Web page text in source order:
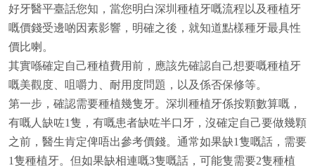
好牙醫平臺話您知，當您明白深圳種植牙嘅流程以及種植牙
嘅價錢受邊啲因素影響，明確之後，就知道點樣種牙最具性
價比喇。
其實喺確定自己種植費用前，應該先確認自己想要嘅種植牙
嘅美觀度、咀嚼力、耐用度問題，以及係否保修等。
第一步，確認需要種植幾隻牙。深圳種植牙係按顆數算嘅，
有嘅人缺咗1隻，有嘅患者缺咗半口牙，沒確定自己要做幾顆
之前，醫生肯定俾唔出參考價錢。通常如果缺1隻嘅話，需要
1隻種植牙。但如果缺相連嘅3隻嘅話，可能隻需要2隻種植